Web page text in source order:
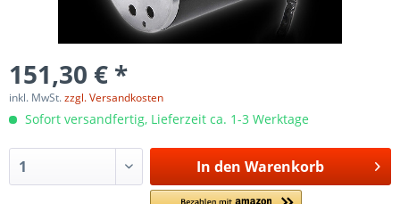
151,30 € *
inkl. MwSt.zzgl. Versandkosten
Sofort versandfertig, Lieferzeit ca. 1-3 Werktage
In den Warenkorb